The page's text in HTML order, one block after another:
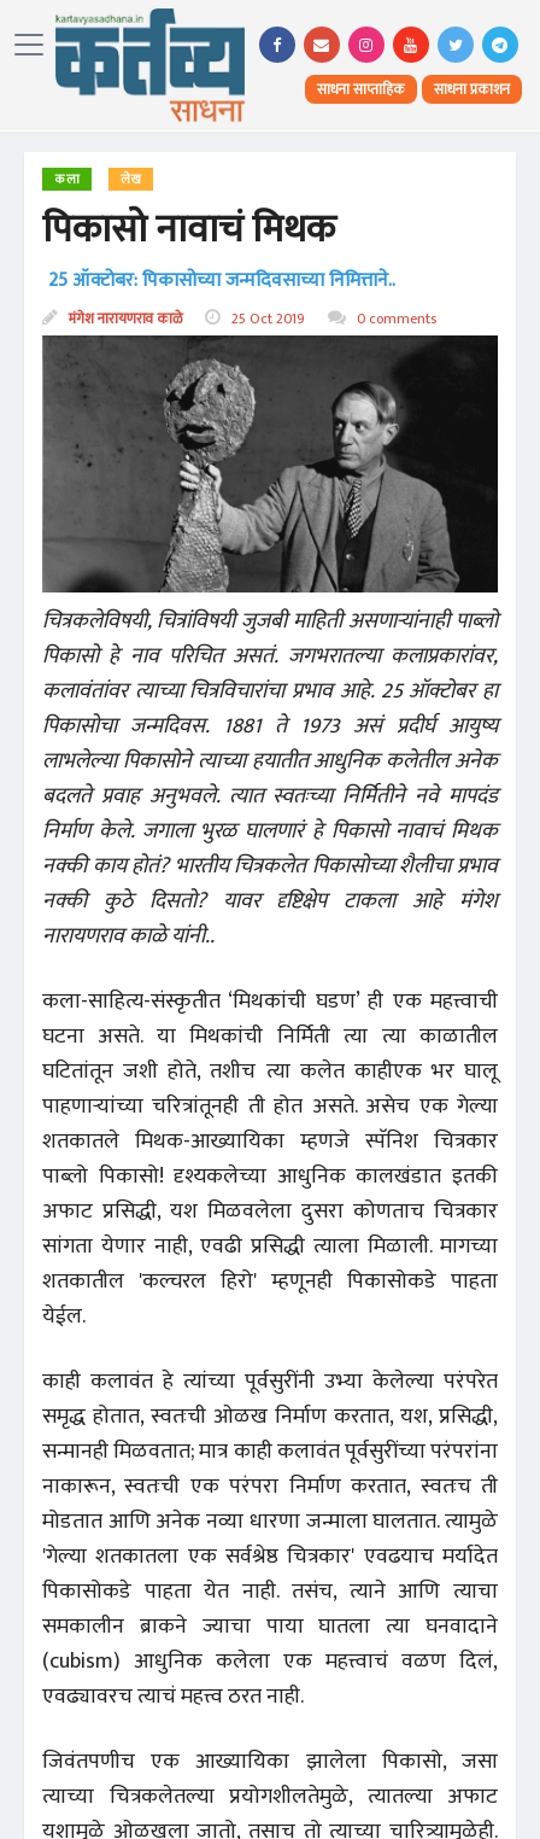
साधना साप्ताहिक साधना प्रकाशन
कला लेख
पिकासो नावाचं मिथक
25 ऑक्टोबर: पिकासोच्या जन्मदिवसाच्या निमित्ताने..
मंगेश नारायणराव काळे 25 Oct 2019 0 comments
चित्रकलेविषयी, चित्रांविषयी जुजबी माहिती असणाऱ्यांनाही पाब्लो
पिकासो हे नाव परिचित असतं. जगभरातल्या कलाप्रकारांवर,
कलावंतांवर त्याच्या चित्रविचारांचा प्रभाव आहे. 25 ऑक्टोबर हा
पिकासोचा जन्मदिवस. 1881 ते 1973 असं प्रदीर्घ आयुष्य
लाभलेल्या पिकासोने त्याच्या हयातीत आधुनिक कलेतील अनेक
बदलते प्रवाह अनुभवले. त्यात स्वतःच्या निर्मितीने नवे मापदंड
निर्माण केले. जगाला भुरळ घालणारं हे पिकासो नावाचं मिथक
नक्की काय होतं? भारतीय चित्रकलेत पिकासोच्या शैलीचा प्रभाव
नक्की कुठे दिसतो? यावर दृष्टिक्षेप टाकला आहे मंगेश
नारायणराव काळे यांनी..
कला-साहित्य-संस्कृतीत ‘मिथकांची घडण’ ही एक महत्त्वाची
घटना असते. या मिथकांची निर्मिती त्या त्या काळातील
घटितांतून जशी होते, तशीच त्या कलेत काहीएक भर घालू
पाहणाऱ्यांच्या चरित्रांतूनही ती होत असते. असेच एक गेल्या
शतकातले मिथक-आख्यायिका म्हणजे स्पॅनिश चित्रकार
पाब्लो पिकासो! दृश्यकलेच्या आधुनिक कालखंडात इतकी
अफाट प्रसिद्धी, यश मिळवलेला दुसरा कोणताच चित्रकार
सांगता येणार नाही, एवढी प्रसिद्धी त्याला मिळाली. मागच्या
शतकातील 'कल्चरल हिरो' म्हणूनही पिकासोकडे पाहता
येईल.
काही कलावंत हे त्यांच्या पूर्वसुरींनी उभ्या केलेल्या परंपरेत
समृद्ध होतात, स्वतःची ओळख निर्माण करतात, यश, प्रसिद्धी,
सन्मानही मिळवतात; मात्र काही कलावंत पूर्वसुरींच्या परंपरांना
नाकारून, स्वतःची एक परंपरा निर्माण करतात, स्वतःच ती
मोडतात आणि अनेक नव्या धारणा जन्माला घालतात. त्यामुळे
'गेल्या शतकातला एक सर्वश्रेष्ठ चित्रकार' एवढयाच मर्यादेत
पिकासोकडे पाहता येत नाही. तसंच, त्याने आणि त्याचा
समकालीन ब्राकने ज्याचा पाया घातला त्या घनवादाने
(cubism) आधुनिक कलेला एक महत्त्वाचं वळण दिलं,
एवढ्यावरच त्याचं महत्त्व ठरत नाही.
जिवंतपणीच एक आख्यायिका झालेला पिकासो, जसा
त्याच्या चित्रकलेतल्या प्रयोगशीलतेमुळे, त्यातल्या अफाट
यशामुळे ओळखला जातो, तसाच तो त्याच्या चारित्र्यामुळेही.